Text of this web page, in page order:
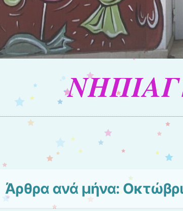
Μετάβαση στο περιεχόμενο
Άρθρα ανά μήνα: